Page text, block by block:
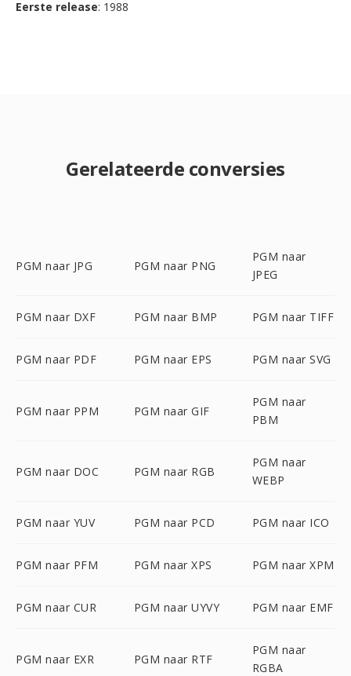
Eerste release: 1988
Gerelateerde conversies
PGM naar JPG PGM naar PNG
PGM naar
JPEG
PGM naar DXF PGM naar BMP PGM naar TIFF
PGM naar PDF PGM naar EPS PGM naar SVG
PGM naar PPM PGM naar GIF
PGM naar
PBM
PGM naar DOC PGM naar RGB
PGM naar
WEBP
PGM naar YUV PGM naar PCD PGM naar ICO
PGM naar PFM PGM naar XPS PGM naar XPM
PGM naar CUR PGM naar UYVY PGM naar EMF
PGM naar EXR PGM naar RTF
PGM naar
RGBA